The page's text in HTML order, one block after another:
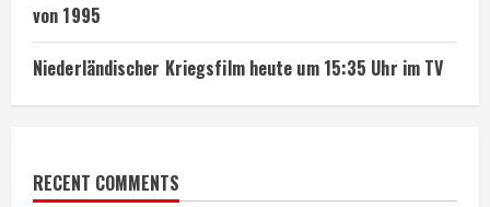
von 1995
Niederländischer Kriegsfilm heute um 15:35 Uhr im TV
RECENT COMMENTS